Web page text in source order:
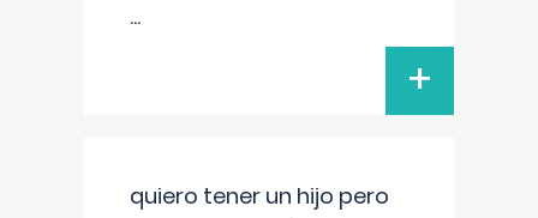
...
+
quiero tener un hijo pero